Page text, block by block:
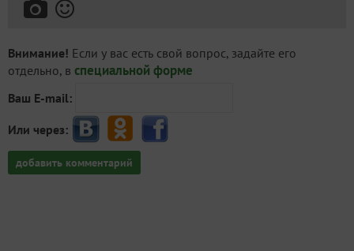
Внимание! Если у вас есть свой вопрос, задайте его
отдельно, в специальной форме
Ваш E-mail:
Или через:
добавить комментарий